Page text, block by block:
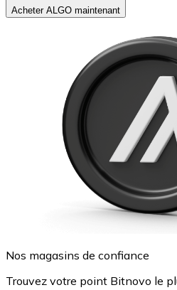
Acheter ALGO maintenant
Nos magasins de confiance
Trouvez votre point Bitnovo le